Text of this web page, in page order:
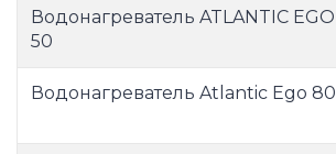
Водонагреватель ATLANTIC EGO
50
Водонагреватель Atlantic Ego 80